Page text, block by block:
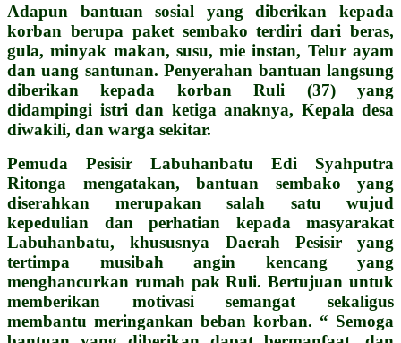
Adapun bantuan sosial yang diberikan kepada
korban berupa paket sembako terdiri dari beras,
gula, minyak makan, susu, mie instan, Telur ayam
dan uang santunan.Penyerahan bantuan langsung
diberikan kepada korban Ruli (37) yang
didampingi istri dan ketiga anaknya, Kepala desa
diwakili, dan warga sekitar.
Pemuda Pesisir Labuhanbatu Edi Syahputra
Ritonga mengatakan, bantuan sembako yang
diserahkan merupakan salah satu wujud
kepedulian dan perhatian kepada masyarakat
Labuhanbatu, khususnya Daerah Pesisir yang
tertimpa musibah angin kencang yang
menghancurkan rumah pak Ruli. Bertujuan untuk
memberikan motivasi semangat sekaligus
membantu meringankan beban korban. “ Semoga